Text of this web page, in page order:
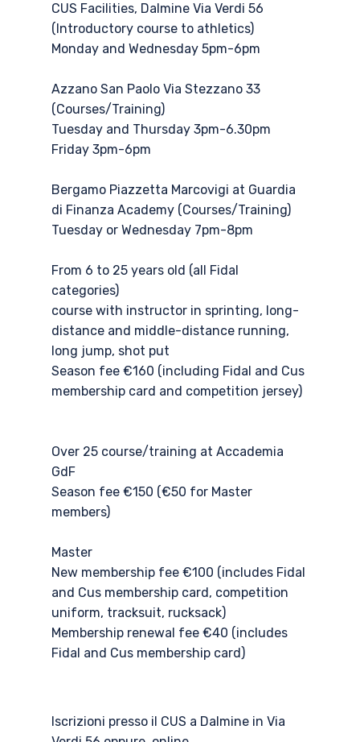
CUS Facilities, Dalmine Via Verdi 56
(Introductory course to athletics)
Monday and Wednesday 5pm-6pm
Azzano San Paolo Via Stezzano 33
(Courses/Training)
Tuesday and Thursday 3pm-6.30pm
Friday 3pm-6pm
Bergamo Piazzetta Marcovigi at Guardia
di Finanza Academy (Courses/Training)
Tuesday or Wednesday 7pm-8pm
From 6 to 25 years old (all Fidal
categories)
course with instructor in sprinting, long-
distance and middle-distance running,
long jump, shot put
Season fee €160 (including Fidal and Cus
membership card and competition jersey)
Over 25 course/training at Accademia
GdF
Season fee €150 (€50 for Master
members)
Master
New membership fee €100 (includes Fidal
and Cus membership card, competition
uniform, tracksuit, rucksack)
Membership renewal fee €40 (includes
Fidal and Cus membership card)
Iscrizioni presso il CUS a Dalmine in Via